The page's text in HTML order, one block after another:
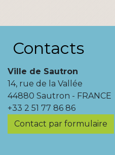
Contacts
Ville de Sautron
14, rue de la Vallée
44880 Sautron - FRANCE
+33 2 51 77 86 86
Contact par formulaire